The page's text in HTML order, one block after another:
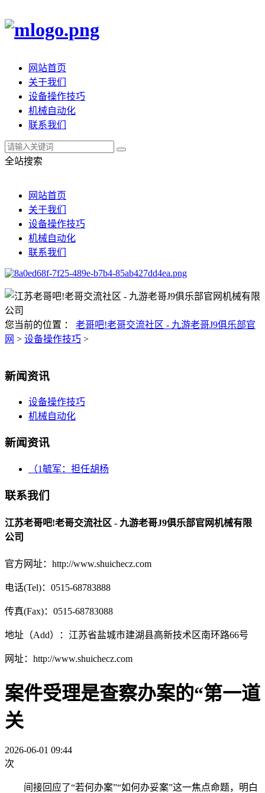
网站首页
关于我们
设备操作技巧
机械自动化
联系我们
全站搜索
网站首页
关于我们
设备操作技巧
机械自动化
联系我们
您当前的位置 ： 老哥吧!老哥交流社区 - 九游老哥J9俱乐部官
网 > 设备操作技巧 >
新闻资讯
设备操作技巧
机械自动化
新闻资讯
（1毓军：担任胡杨
联系我们
江苏老哥吧!老哥交流社区 - 九游老哥J9俱乐部官网机械有限
公司
官方网址：http://www.shuichecz.com
电话(Tel)：0515-68783888
传真(Fax)：0515-68783088
地址（Add）：江苏省盐城市建湖县高新技术区南环路66号
网址：http://www.shuichecz.com
案件受理是查察办案的“第一道
关
2026-06-01 09:44
次
间接回应了“若何办案”“如何办妥案”这一焦点命题，明白